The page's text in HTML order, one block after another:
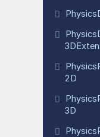
Physics
Physics
Physics
2D
Physics
3D
Physics